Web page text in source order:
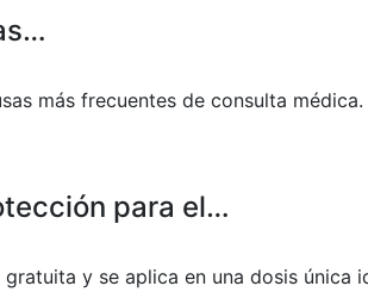
más frecuentes de consulta
para el…
y se aplica en una dosis